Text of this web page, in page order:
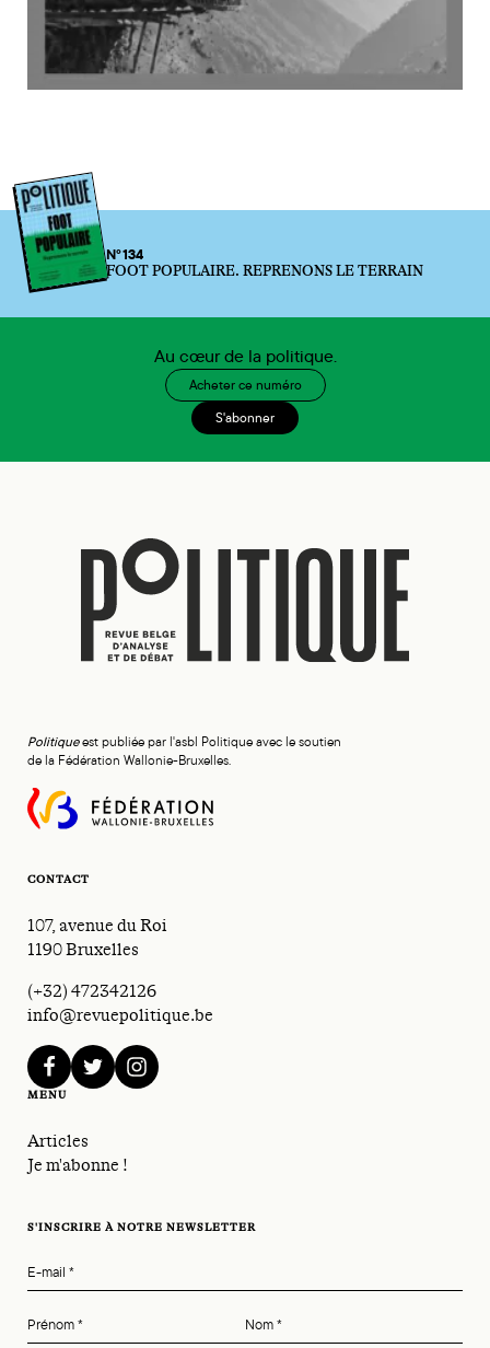
N°134
FOOT POPULAIRE. REPRENONS LE TERRAIN
Au cœur de la politique.
Acheter ce numéro
S'abonner
Politiqueest publiée par l'asbl Politique avec le soutien
de la Fédération Wallonie-Bruxelles.
CONTACT
107, avenue du Roi
1190 Bruxelles
(+32) 472342126
info@revuepolitique.be
facebooktwitterinstagram
MENU
Articles
Je m'abonne !
S'INSCRIRE À NOTRE NEWSLETTER
E-mail *
Prénom* Nom*